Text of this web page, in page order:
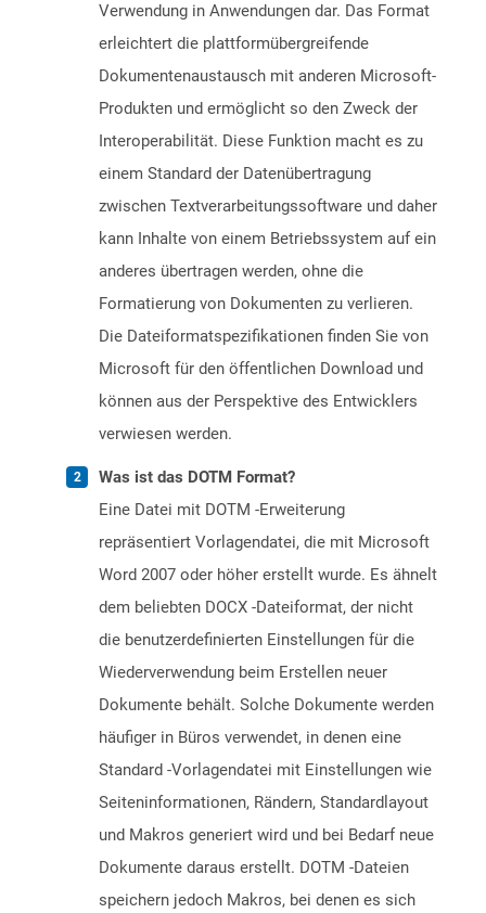
Verwendung in Anwendungen dar. Das Format
erleichtert die plattformübergreifende
Dokumentenaustausch mit anderen Microsoft-
Produkten und ermöglicht so den Zweck der
Interoperabilität. Diese Funktion macht es zu
einem Standard der Datenübertragung
zwischen Textverarbeitungssoftware und daher
kann Inhalte von einem Betriebssystem auf ein
anderes übertragen werden, ohne die
Formatierung von Dokumenten zu verlieren.
Die Dateiformatspezifikationen finden Sie von
Microsoft für den öffentlichen Download und
können aus der Perspektive des Entwicklers
verwiesen werden.
Was ist das DOTM Format?
Eine Datei mit DOTM -Erweiterung
repräsentiert Vorlagendatei, die mit Microsoft
Word 2007 oder höher erstellt wurde. Es ähnelt
dem beliebten DOCX -Dateiformat, der nicht
die benutzerdefinierten Einstellungen für die
Wiederverwendung beim Erstellen neuer
Dokumente behält. Solche Dokumente werden
häufiger in Büros verwendet, in denen eine
Standard -Vorlagendatei mit Einstellungen wie
Seiteninformationen, Rändern, Standardlayout
und Makros generiert wird und bei Bedarf neue
Dokumente daraus erstellt. DOTM -Dateien
speichern jedoch Makros, bei denen es sich